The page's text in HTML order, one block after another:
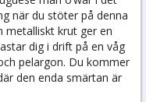
när du stöter på denna
metalliskt krut ger en
dig i drift på en våg
pelargon. Du kommer
den enda smärtan är